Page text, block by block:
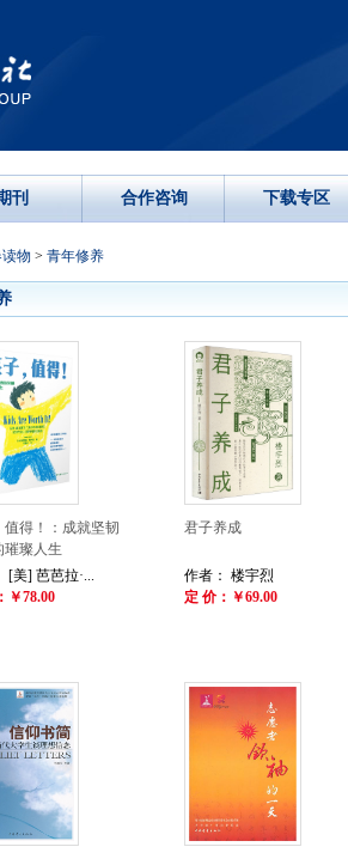
刊 合作咨询 下载专区
物 > 青年修养
值得！：成就坚韧
璀璨人生
[美] 芭芭拉·...
￥78.00
君子养成
作者： 楼宇烈
定 价：￥69.00